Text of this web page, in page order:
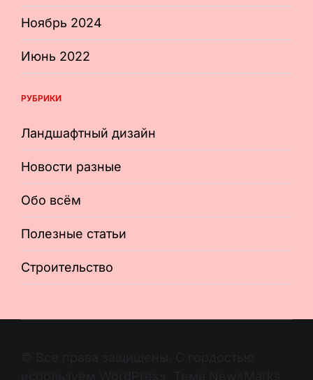
Ноябрь 2024
Июнь 2022
РУБРИКИ
Ландшафтный дизайн
Новости разные
Обо всём
Полезные статьи
Строительство